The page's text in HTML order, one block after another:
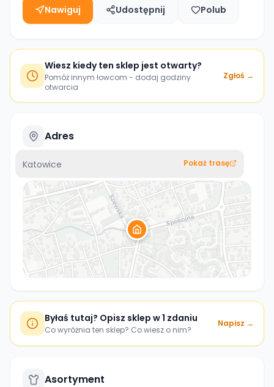
Nawiguj Udostępnij Polub
Wiesz kiedy ten sklep jest otwarty?
Pomóż innym łowcom - dodaj godziny
otwarcia
Zgłoś →
Adres
Katowice Pokaż trasę
Byłaś tutaj? Opisz sklep w 1 zdaniu
Co wyróżnia ten sklep? Co wiesz o nim?
Napisz →
Asortyment